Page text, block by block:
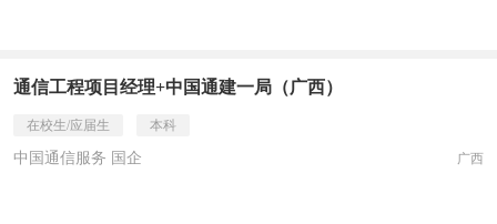
通信工程项目经理+中国通建一局（广西）
在校生/应届生 本科
中国通信服务 国企 广西